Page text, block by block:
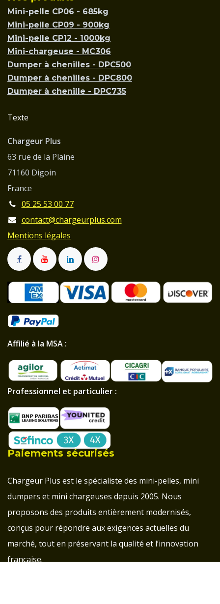
Mini-pelle CP06 - 685kg
Mini-pelle CP09 - 900kg
Mini-pelle CP12 - 1000kg
Mini-chargeuse - MC306
Dumper à chenilles - DPC500
Dumper à chenilles - DPC800
Dumper à chenille - DPC735
Texte
Chargeur Plus
63 rue de la Plaine
71160 Digoin
France
05 25 53 00 77
contact@chargeurplus.com
Mentions légales
Affilié à la MSA :
Professionnel et particulier :
Paiements sécurisés
Chargeur Plus est le spécialiste des mini-pelles, mini
dumpers et mini chargeuses depuis 2005. Nous
proposons des produits entièrement modernisés,
conçus pour répondre aux exigences actuelles du
marché, tout en préservant la qualité et l’innovation
française.